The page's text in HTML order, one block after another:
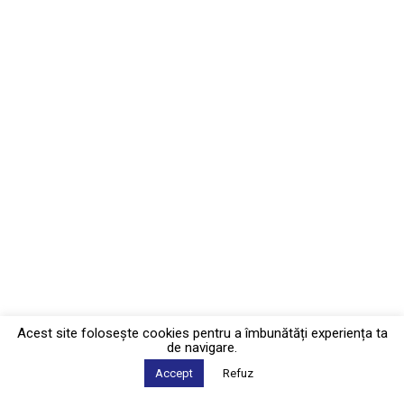
Acest site foloseşte cookies pentru a îmbunătăți experiența ta
de navigare.
Accept Refuz